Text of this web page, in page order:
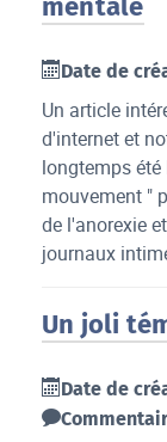
Date de
Un article
d'internet et
longtemps
mouvement "
de l'anorexie
journaux
Un joli
Date de